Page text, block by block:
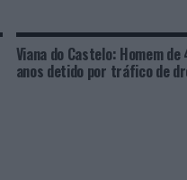
Viana do Castelo: Homem de
anos detido por tráfico de